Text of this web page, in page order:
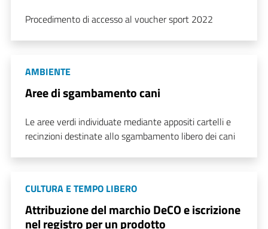
Procedimento di accesso al voucher sport 2022
AMBIENTE
Aree di sgambamento cani
Le aree verdi individuate mediante appositi cartelli e
recinzioni destinate allo sgambamento libero dei cani
CULTURA E TEMPO LIBERO
Attribuzione del marchio DeCO e iscrizione
nel registro per un prodotto